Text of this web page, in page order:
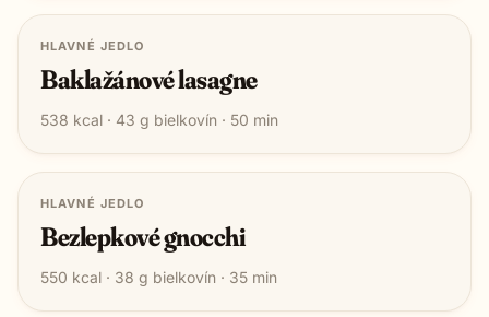
HLAVNÉ JEDLO
Baklažánové lasagne
538 kcal · 43 g bielkovín · 50 min
HLAVNÉ JEDLO
Bezlepkové gnocchi
550 kcal · 38 g bielkovín · 35 min